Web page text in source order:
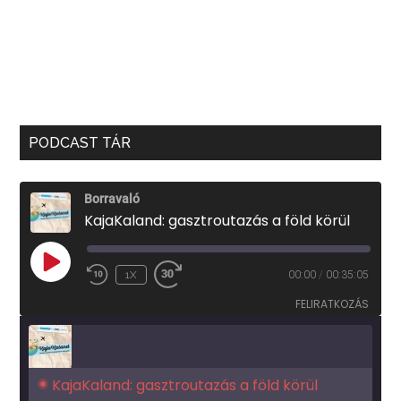
PODCAST TÁR
Borravaló
KajaKaland: gasztroutazás a föld körül
PLAY
EPISODE
1X 00:00 / 00:35:05
FELIRATKOZÁS
KajaKaland: gasztroutazás a föld körül